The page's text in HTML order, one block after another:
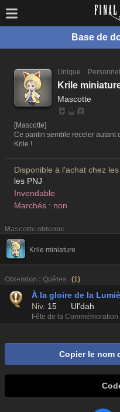
Base de
Unique
Personnel
Krile
Mascotte
[Mascotte]
Ce pantin semble receler autant
Krile !
Disponible à l'achat chez les
les PNJ
Invendable
Marchés : non
Mascotte obtenue
Krile miniature
Obtention : Quêtes (1)
À la gloire de la
Niv. 15 Ul'dah
Fête de la Commémoration
Copier le nom